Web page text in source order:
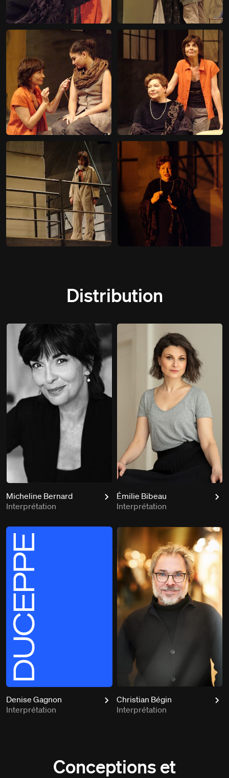
Distribution
Micheline Bernard
Interprétation
Émilie Bibeau
Interprétation
Denise Gagnon
Interprétation
Christian Bégin
Interprétation
Conceptions et